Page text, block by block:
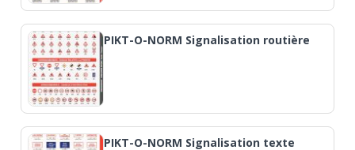
PIKT-O-NORM Signalisation routière
PIKT-O-NORM Signalisation texte